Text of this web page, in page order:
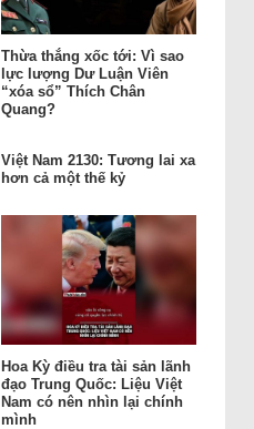
Thừa thắng xốc tới: Vì sao
lực lượng Dư Luận Viên
“xóa sổ” Thích Chân
Quang?
Việt Nam 2130: Tương lai xa
hơn cả một thế kỷ
Hoa Kỳ điều tra tài sản lãnh
đạo Trung Quốc: Liệu Việt
Nam có nên nhìn lại chính
mình